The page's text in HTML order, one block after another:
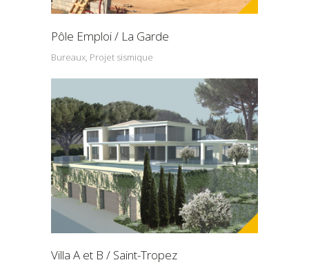
Pôle Emploi / La Garde
Bureaux, Projet sismique
Villa A et B / Saint-Tropez